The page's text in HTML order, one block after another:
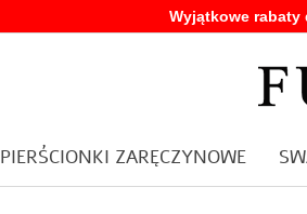
Wyjątkowe rabaty
PIERŚCIONKI ZARĘCZYNOWE